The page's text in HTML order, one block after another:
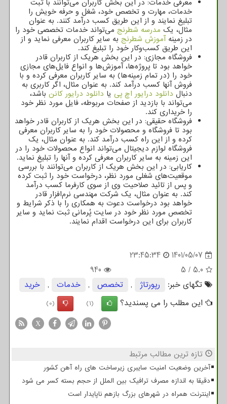
معرفی خدمات: در این بخش کاربران می‌توانند با ثبت
خدمات، مهارت و تخصص خود، شغل و حرفه خویش را
تبلیغ نمایند و از این طریق کسب درآمد کنند. به عنوان
مثال، یک مدرسه شطرنج می‌تواند خدمات تخصصی خود را
در زمینهآموزش شطرنج به سایر کاربران معرفی نماید و از
این طریق کسب‌وکار خود را تبلیغ کند.
فروشگاه مجازی: در این بخش هریک از کاربران قادر
خواهد بود تا پروژ‌ه‌ها، آموزش‌ها و انواع فایل‌های مجازی
خود را (در تمام زمینه‌ها) به سایر کاربران معرفی کرده و با
فروش آنها کسب درآمد کند. به عنوان مثال، اگر کاربری به
دنبال دانلود درایور اچ پی یا دانلود درایور کانن باشد،
می‌تواند با بازدید از صفحات مربوطه، فایل مورد نظر خود
را خریداری کند.
فروشگاه حقیقی: در این بخش هریک از کاربران قادر خواهد
بود تا فروشگاه و محصولات خود را به سایر کاربران معرفی
کرده و از این راه کسب درآمد کند. به عنوان مثال، یک
فروشگاه لوازم دیجیتال می‌تواند انواع محصولات خود را در
این زمینه به سایر کاربران معرفی کرده و آنها را تبلیغ نماید.
کاریابی: در این بخش هریک از کاربران می‌توانند با بررسی
موقعیت‌های شغلی مورد نظر، درخواست خود را ثبت کرده
و پس از تائید صلاحیت وی از سوی کارفرما کسب درآمد
کند. به عنوان مثال، یک شرکت مهندسی نرم‌افزار قادر
خواهد بود درخواست دعوت به همکاری را با ذکر شرایط و
تخصص مورد نظر خود در سایت پُرمانی ثبت نماید و سایر
کاربران برای این درخواست اقدام نمایند.
1401/05/07
23:45:34
5.0
/
5
940
تگهای خبر:
رپورتاژ , تخصص , خدمات ,
خرید
این مطلب را می پسندید؟
(1)
(0)
X
تازه ترین مطالب مرتبط
آخرین وضعیت امنیت سایبری زیرساخت های راه آهن کشور
دقیقا به اندازه مصرف ترافیک بین الملل از حجم بسته کسر می شود
اینترنت همراه در شهرهای بزرگ بازهم ناپایدار است